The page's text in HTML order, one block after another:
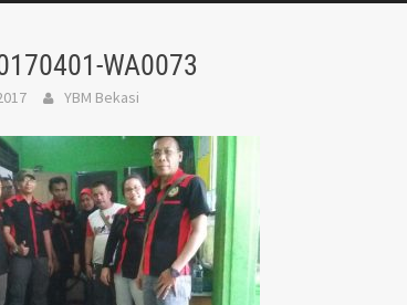
WA0073
YBM Bekasi